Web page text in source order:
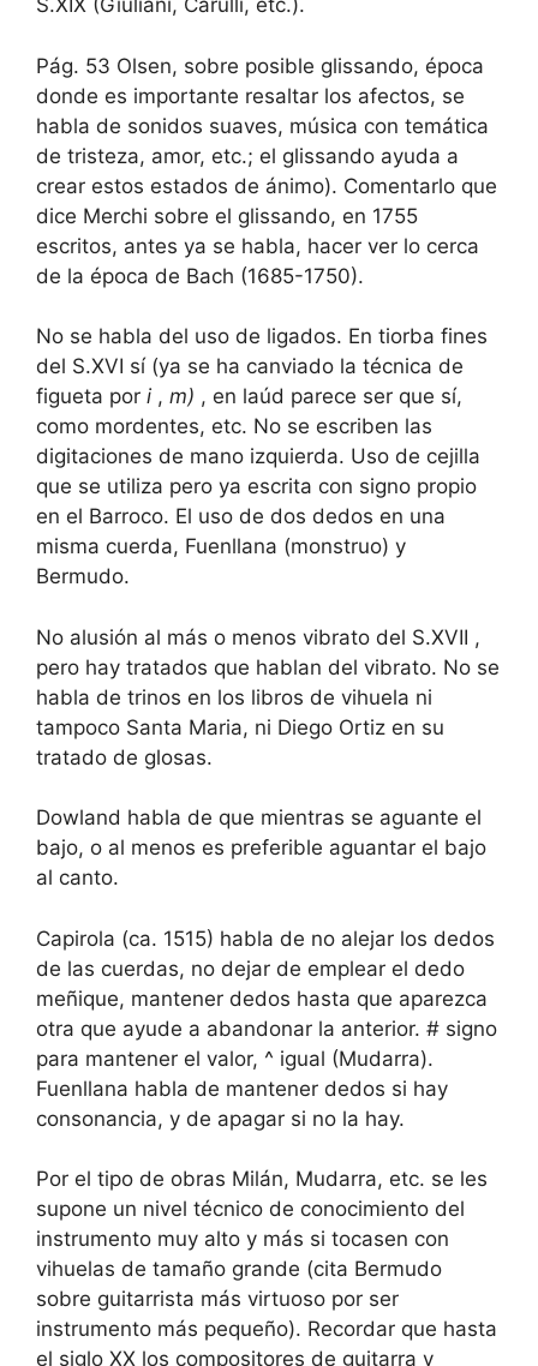
S.XIX (Giuliani, Carulli, etc.).
Pág. 53 Olsen, sobre posible glissando, época
donde es importante resaltar los afectos, se
habla de sonidos suaves, música con temática
de tristeza, amor, etc.; el glissando ayuda a
crear estos estados de ánimo). Comentarlo que
dice Merchi sobre el glissando, en 1755
escritos, antes ya se habla, hacer ver lo cerca
de la época de Bach (1685-1750).
No se habla del uso de ligados. En tiorba fines
del S.XVI sí (ya se ha canviado la técnica de
figueta por i , m) , en laúd parece ser que sí,
como mordentes, etc. No se escriben las
digitaciones de mano izquierda. Uso de cejilla
que se utiliza pero ya escrita con signo propio
en el Barroco. El uso de dos dedos en una
misma cuerda, Fuenllana (monstruo) y
Bermudo.
No alusión al más o menos vibrato del S.XVII ,
pero hay tratados que hablan del vibrato. No se
habla de trinos en los libros de vihuela ni
tampoco Santa Maria, ni Diego Ortiz en su
tratado de glosas.
Dowland habla de que mientras se aguante el
bajo, o al menos es preferible aguantar el bajo
al canto.
Capirola (ca. 1515) habla de no alejar los dedos
de las cuerdas, no dejar de emplear el dedo
meñique, mantener dedos hasta que aparezca
otra que ayude a abandonar la anterior. # signo
para mantener el valor, ^ igual (Mudarra).
Fuenllana habla de mantener dedos si hay
consonancia, y de apagar si no la hay.
Por el tipo de obras Milán, Mudarra, etc. se les
supone un nivel técnico de conocimiento del
instrumento muy alto y más si tocasen con
vihuelas de tamaño grande (cita Bermudo
sobre guitarrista más virtuoso por ser
instrumento más pequeño). Recordar que hasta
el siglo XX los compositores de guitarra y